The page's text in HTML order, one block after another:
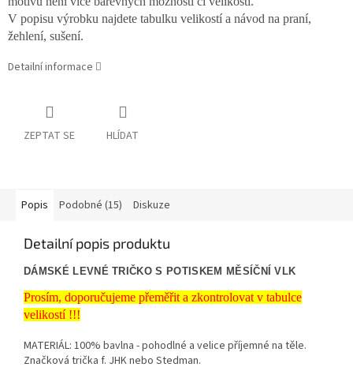
V popisu výrobku najdete tabulku velikostí a návod na praní,
žehlení, sušení.
Detailní informace
ZEPTAT SE HLÍDAT
Popis Podobné (15) Diskuze
Detailní popis produktu
DÁMSKÉ LEVNÉ TRIČKO S POTISKEM MĚSÍČNÍ VLK
Prosím, doporučujeme přeměřit a zkontrolovat v tabulce
velikostí !!!
MATERIÁL: 100% bavlna - pohodlné a velice příjemné na těle.
Značková trička f. JHK nebo Stedman.